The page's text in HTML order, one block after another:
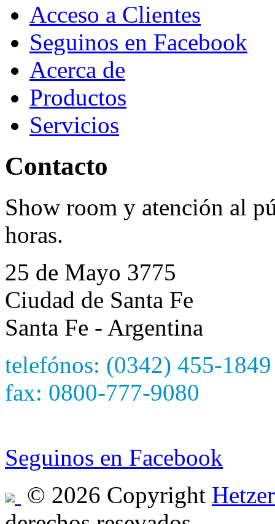
Acceso a Clientes
Seguinos en Facebook
Acerca de
Productos
Servicios
Contacto
Show room y atención al
horas.
25 de Mayo 3775
Ciudad de Santa Fe
Santa Fe - Argentina
telefónos: (0342) 455-
fax: 0800-777-9080
Seguinos en Facebook
© 2026 Copyright